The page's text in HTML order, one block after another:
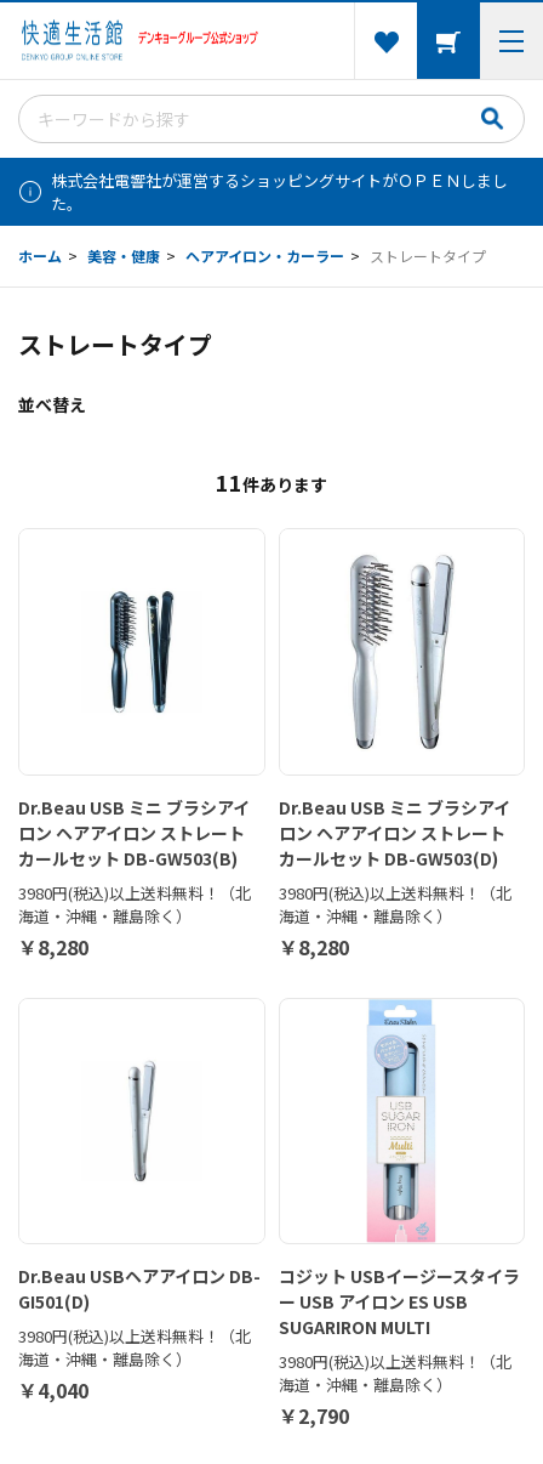
株式会社電響社が運営するショッピングサイトがＯＰＥＮしまし
た。
ホーム > 美容・健康 > ヘアアイロン・カーラー > ストレートタイプ
ストレートタイプ
並べ替え
11件あります
Dr.Beau USB ミニ ブラシアイ
ロン ヘアアイロン ストレート
カールセット DB-GW503(B)
3980円(税込)以上送料無料！（北
海道・沖縄・離島除く）
￥8,280
Dr.Beau USB ミニ ブラシアイ
ロン ヘアアイロン ストレート
カールセット DB-GW503(D)
3980円(税込)以上送料無料！（北
海道・沖縄・離島除く）
￥8,280
Dr.Beau USBヘアアイロン DB-
GI501(D)
3980円(税込)以上送料無料！（北
海道・沖縄・離島除く）
￥4,040
コジット USBイージースタイラ
ー USB アイロン ES USB
SUGARIRON MULTI
3980円(税込)以上送料無料！（北
海道・沖縄・離島除く）
￥2,790